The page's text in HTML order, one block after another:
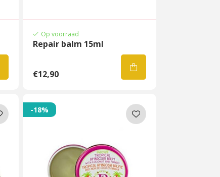
Op voorraad
Repair balm 15ml
€12,90
-18%